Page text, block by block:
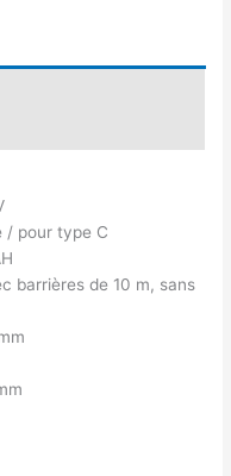
/ pour type C
barrières de 10 m, sans